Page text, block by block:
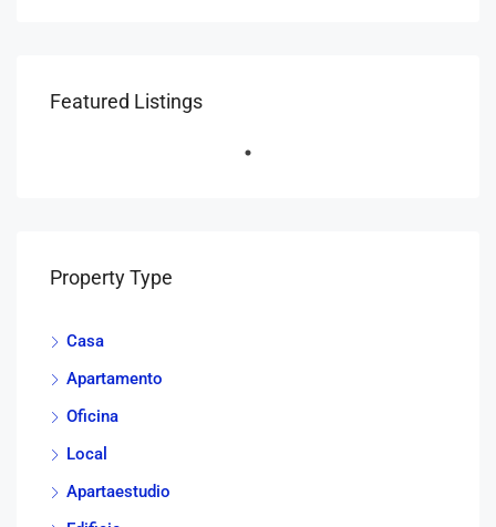
Featured Listings
Property Type
Casa
Apartamento
Oficina
Local
Apartaestudio